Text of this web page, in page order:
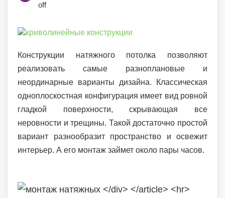
off
Конструкции натяжного потолка позволяют
реализовать самые разноплановые и
неординарные варианты дизайна. Классическая
одноплоскостная конфигурация имеет вид ровной
гладкой поверхности, скрывающая все
неровности и трещины. Такой достаточно простой
вариант разнообразит пространство и освежит
интерьер. А его монтаж займет около пары часов.